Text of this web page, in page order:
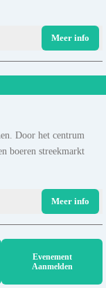
Meer info
Door het centrum
boeren streekmarkt
Meer info
Evenement
Aanmelden